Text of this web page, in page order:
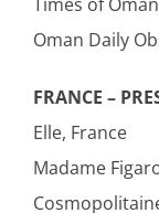
Times of Oman
Oman Daily
FRANCE –
Elle, France
Madame